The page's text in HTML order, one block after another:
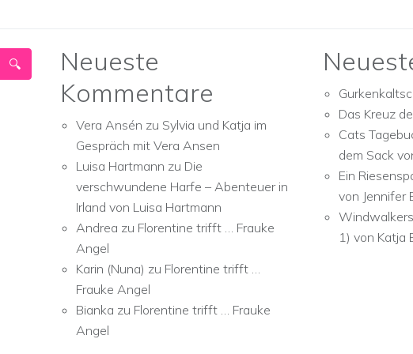
Neueste
Kommentare
Vera Ansén zu Sylvia und Katja im
Gespräch mit Vera Ansen
Luisa Hartmann zu Die
verschwundene Harfe – Abenteuer in
Irland von Luisa Hartmann
Andrea zu Florentine trifft … Frauke
Angel
Karin (Nuna) zu Florentine trifft …
Frauke Angel
Bianka zu Florentine trifft … Frauke
Angel
Das Kreuz
Cats
dem Sack
Ein
von Jennifer
1) von Katja